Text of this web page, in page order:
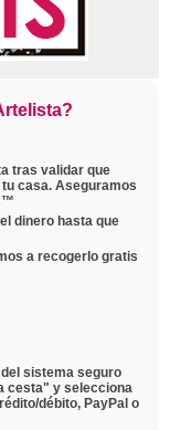
tras validar que
casa. Aseguramos
dinero hasta que
a recogerlo gratis
sistema seguro
cesta" y selecciona
débito, PayPal o